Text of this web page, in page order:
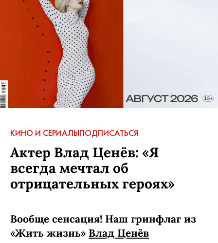
КИНО И СЕРИАЛЫПОДПИСАТЬСЯ
Актер Влад Ценёв: «Я
всегда мечтал об
отрицательных героях»
Вообще сенсация! Наш гринфлаг из
«Жить жизнь» Влад Ценёв